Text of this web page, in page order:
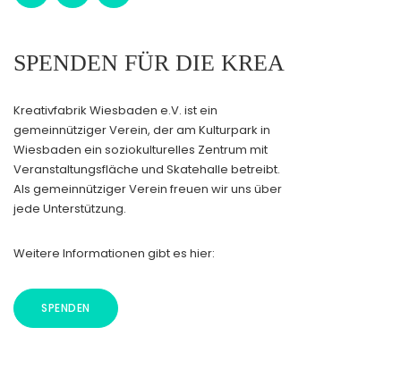
SPENDEN FÜR DIE KREA
Kreativfabrik Wiesbaden e.V. ist ein
gemeinnütziger Verein, der am Kulturpark in
Wiesbaden ein soziokulturelles Zentrum mit
Veranstaltungsfläche und Skatehalle betreibt.
Als gemeinnütziger Verein freuen wir uns über
jede Unterstützung.
Weitere Informationen gibt es hier:
SPENDEN